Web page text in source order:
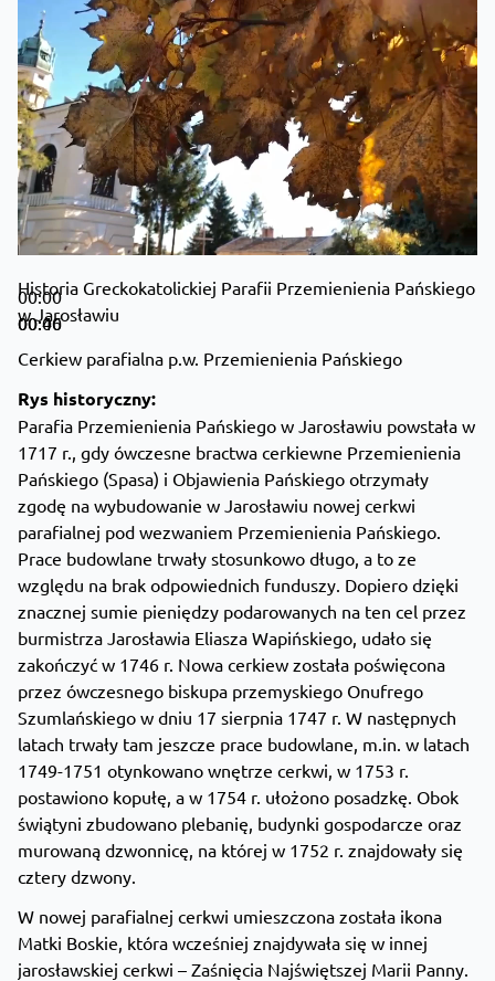
00:00
00:00
00:46
Historia Greckokatolickiej Parafii Przemienienia Pańskiego
w Jarosławiu
Cerkiew parafialna p.w. Przemienienia Pańskiego
Rys historyczny:
Parafia Przemienienia Pańskiego w Jarosławiu powstała w
1717 r., gdy ówczesne bractwa cerkiewne Przemienienia
Pańskiego (Spasa) i Objawienia Pańskiego otrzymały
zgodę na wybudowanie w Jarosławiu nowej cerkwi
parafialnej pod wezwaniem Przemienienia Pańskiego.
Prace budowlane trwały stosunkowo długo, a to ze
względu na brak odpowiednich funduszy. Dopiero dzięki
znacznej sumie pieniędzy podarowanych na ten cel przez
burmistrza Jarosławia Eliasza Wapińskiego, udało się
zakończyć w 1746 r. Nowa cerkiew została poświęcona
przez ówczesnego biskupa przemyskiego Onufrego
Szumlańskiego w dniu 17 sierpnia 1747 r. W następnych
latach trwały tam jeszcze prace budowlane, m.in. w latach
1749-1751 otynkowano wnętrze cerkwi, w 1753 r.
postawiono kopułę, a w 1754 r. ułożono posadzkę. Obok
świątyni zbudowano plebanię, budynki gospodarcze oraz
murowaną dzwonnicę, na której w 1752 r. znajdowały się
cztery dzwony.
W nowej parafialnej cerkwi umieszczona została ikona
Matki Boskie, która wcześniej znajdywała się w innej
jarosławskiej cerkwi – Zaśnięcia Najświętszej Marii Panny.